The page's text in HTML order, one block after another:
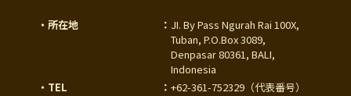
・所在地 ： JI. By Pass Ngurah Rai 100X,
Tuban, P.O.Box 3089,
Denpasar 80361, BALI,
Indonesia
・TEL
： +62-361-752329 （代表番号）